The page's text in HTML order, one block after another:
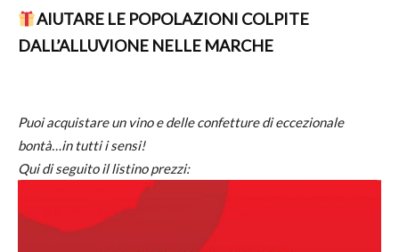
AIUTARE LE POPOLAZIONI COLPITE
DALL’ALLUVIONE NELLE MARCHE
Puoi acquistare un vino e delle confetture di eccezionale
bontà…in tutti i sensi!
Qui di seguito il listino prezzi: